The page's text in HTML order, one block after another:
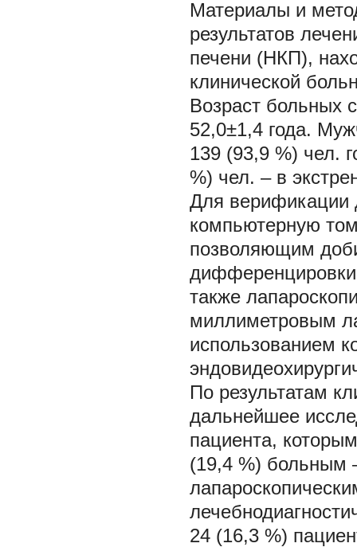
Материалы и
результатов
печени (НКП),
клинической
Возраст больных
52,0±1,4 года.
139 (93,9 %) чел.
%) чел. – в
Для верификации
компьютерную
позволяющим
дифференцировки
также
миллиметровым
использованием
По результатам
дальнейшее
пациента,
(19,4 %) больным
24 (16,3 %)